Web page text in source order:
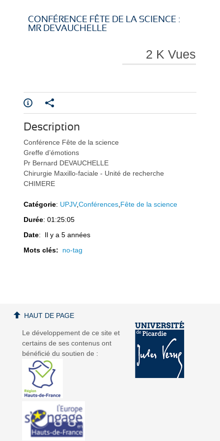
i
l
i
l
CONFÉRENCE FÊTE DE LA SCIENCE :
MR DEVAUCHELLE
2 K Vues
Description
Conférence Fête de la science
Greffe d’émotions
Pr Bernard DEVAUCHELLE
Chirurgie Maxillo-faciale - Unité de recherche
CHIMERE
Catégorie: UPJV,Conférences Fête de la science
Durée: 01:25:05
Date: Il y a 5 années
Mots clés: no-tag
Le développement de ce site et
certains de ses contenus ont
bénéficié du soutien de :
HAUT DE PAGE